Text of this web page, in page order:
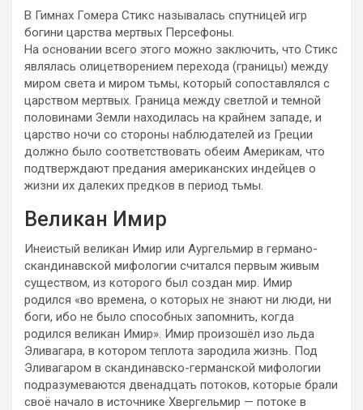
В Гимнах Гомера Стикс называлась спутницей игр
богини царства мертвых Персефоны.
На основании всего этого можно заключить, что Стикс
являлась олицетворением перехода (границы) между
миром света и миром тьмы, который сопоставлялся с
царством мертвых. Граница между светлой и темной
половинами Земли находилась на крайнем западе, и
царство ночи со стороны наблюдателей из Греции
должно было соответствовать обеим Америкам, что
подтверждают предания американских индейцев о
жизни их далеких предков в период тьмы.
Великан Имир
Инеистый великан Имир или Аургельмир в германо-
скандинавской мифологии считался первым живым
существом, из которого был создан мир. Имир
родился «во времена, о которых не знают ни люди, ни
боги, ибо не было способных запомнить, когда
родился великан Имир». Имир произошёл изо льда
Эливагара, в котором теплота зародила жизнь. Под
Эливагаром в скандинавско-германской мифологии
подразумеваются двенадцать потоков, которые брали
своё начало в источнике Хвергельмир — потоке в